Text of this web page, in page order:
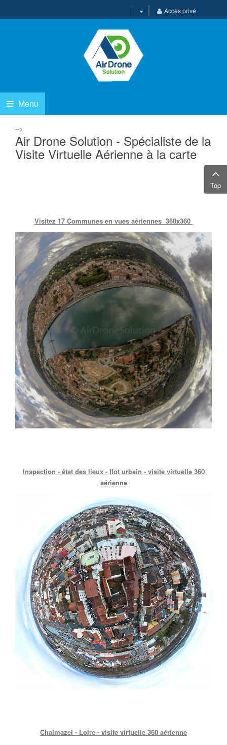
Accès privé
Menu
-->
Air Drone Solution - Spécialiste de la
Visite Virtuelle Aérienne à la carte
Visitez 17 Communes en vues aériennes 360x360
Inspection - état des lieux - Ilot urbain - visite virtuelle 360
aérienne
Chalmazel - Loire - visite virtuelle 360 aérienne
Top